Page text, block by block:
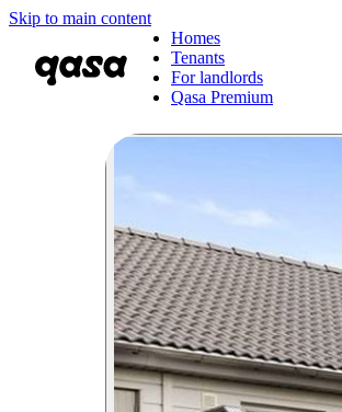
Skip to main content
Homes
Tenants
For landlords
Qasa Premium